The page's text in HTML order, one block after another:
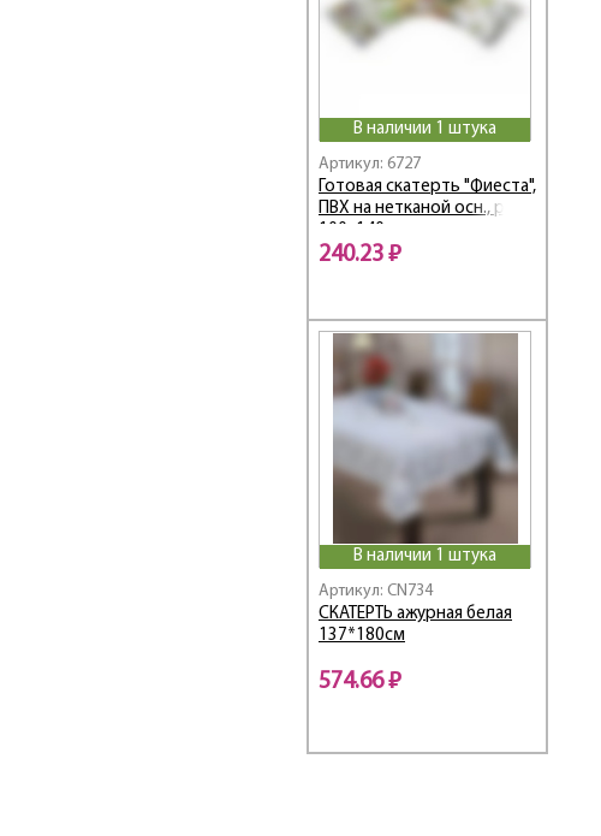
В наличии 1 штука
Артикул: 6727
Готовая скатерть "Фиеста",
ПВХ на нетканой осн., р-р
240.23 ₽
В наличии 1 штука
Артикул: CN734
СКАТЕРТЬ ажурная белая
137*180см
574.66 ₽